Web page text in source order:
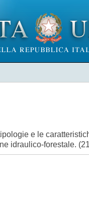
e le
idraulico-forestale.